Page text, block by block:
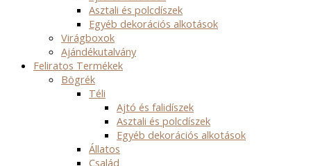
Asztali és polcdíszek
Egyéb dekorációs alkotások
Virágboxok
Ajándékutalvány
Feliratos Termékek
Bögrék
Téli
Ajtó és falidíszek
Asztali és polcdíszek
Egyéb dekorációs alkotások
Állatos
Család